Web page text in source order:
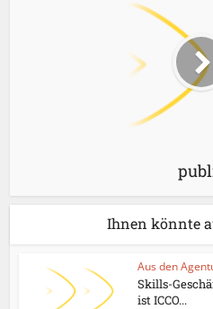
Ihnen könnte
Aus den
Skills-
ist ICCO...